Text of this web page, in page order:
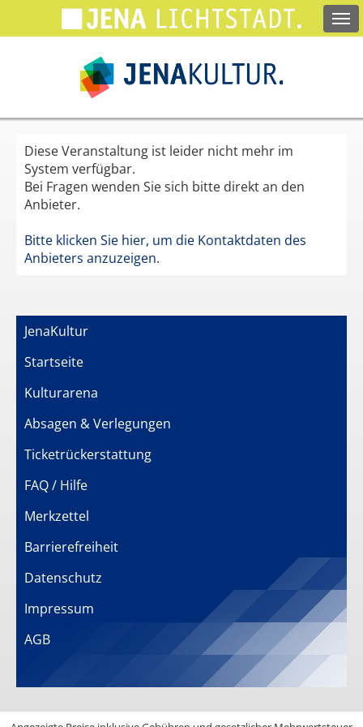
zum
Diese Veranstaltung ist leider nicht mehr im
System verfügbar.
Bei Fragen wenden Sie sich bitte direkt an den
Anbieter.
Bitte klicken Sie hier, um die Kontaktdaten des
Anbieters anzuzeigen.
JenaKultur
Startseite
Kulturarena
Absagen & Verlegungen
Ticketrückerstattung
FAQ / Hilfe
Merkzettel
Barrierefreiheit
Datenschutz
Impressum
AGB